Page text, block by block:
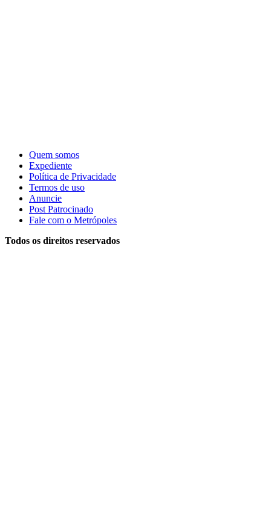
Quem somos
Expediente
Política de Privacidade
Termos de uso
Anuncie
Post Patrocinado
Fale com o Metrópoles
Todos os direitos reservados